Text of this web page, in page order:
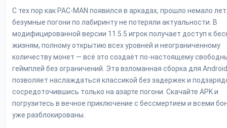
С тех пор как PAC-MAN появился в аркадах, прошло немало
безумные погони по лабиринту не потеряли актуальности. В
модифицированной версии 11.5.5 игрок получает доступ к
жизням, полному открытию всех уровней и неограниченному
количеству монет — всё это создаёт по-настоящему
геймплей без ограничений. Эта взломанная сборка для Android
позволяет наслаждаться классикой без задержек и
сосредоточившись только на азарте погони. Скачайте APK и
погрузитесь в вечное приключение с бессмертием и всеми
уже разблокированы.